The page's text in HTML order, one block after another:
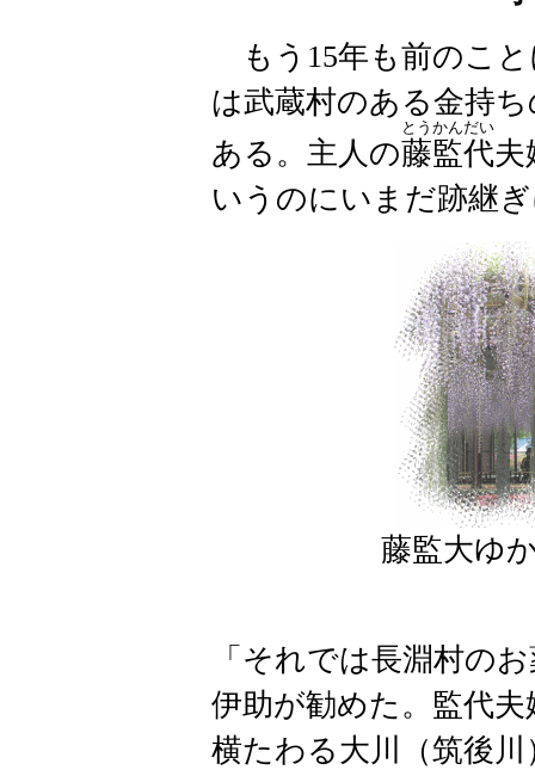
もう 15年も前のこ
は武蔵村のある金持
ある。主人の藤監代
とうかんだい
夫
いうのにいまだ跡継
藤監大ゆ
「それでは長淵村の
伊助が勧めた。監代
横たわる大川（筑後